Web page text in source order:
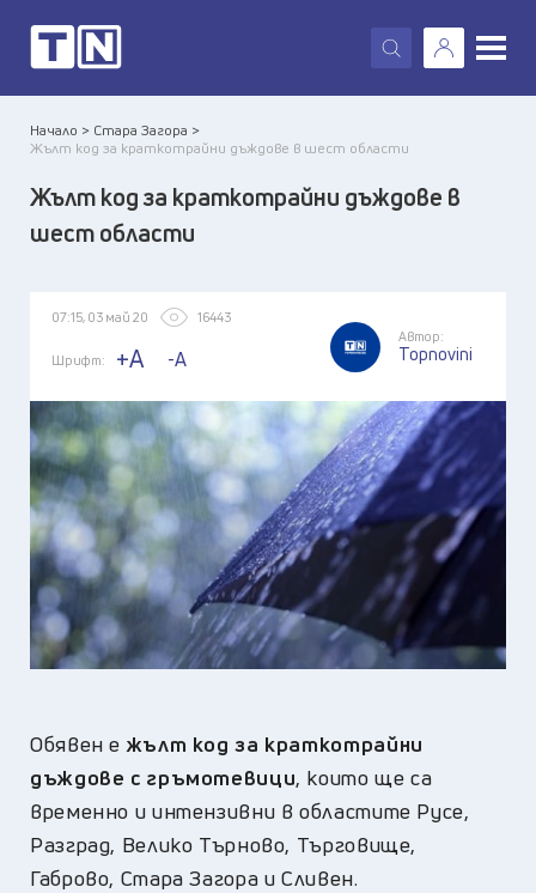
X
Начало > Стара Загора >
Жълт код за краткотрайни дъждове в шест области
Жълт код за краткотрайни дъждове в
шест области
07:15, 03 май 20 16443
Шрифт: +A -A
Автор:
Topnovini
Обявен ежълт код за краткотрайни
дъждове с гръмотевици, които ще са
временно и интензивни в областите Русе,
Разград, Велико Търново, Търговище,
Габрово, Стара Загора и Сливен.